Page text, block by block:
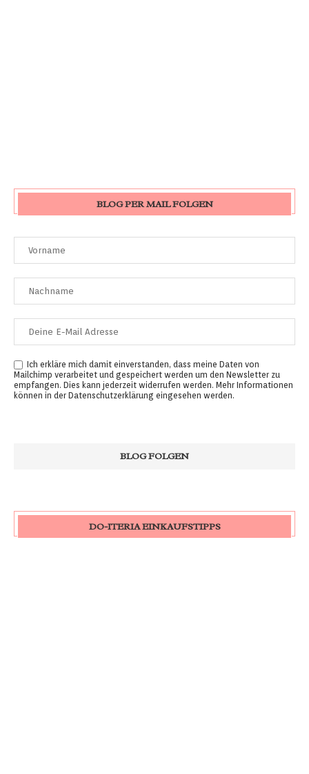
BLOG PER MAIL FOLGEN
Ich erkläre mich damit einverstanden, dass meine Daten von
Mailchimp verarbeitet und gespeichert werden um den Newsletter zu
empfangen. Dies kann jederzeit widerrufen werden. Mehr Informationen
können in der Datenschutzerklärung eingesehen werden.
DO-ITERIA EINKAUFSTIPPS